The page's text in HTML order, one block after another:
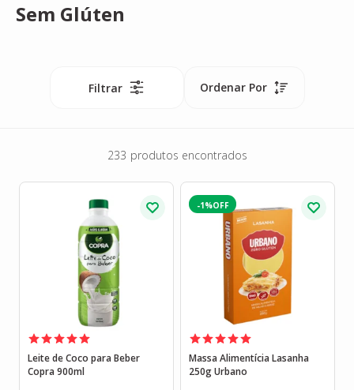
Sem Glúten
Filtrar Ordenar Por
233 produtos encontrados
Leite de Coco para Beber
Copra 900ml
-1%
Massa Alimentícia Lasanha
250g Urbano